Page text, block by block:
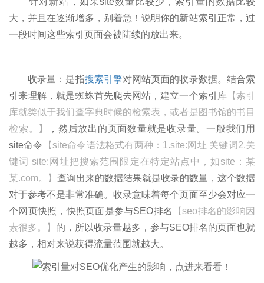
大，并且在逐渐增多，别着急！说明你的新站索引正常，过
一段时间这些索引页面会被陆续的放出来。
收录量：是指搜索引擎对网站页面的收录数据。结合索
引来理解，就是蜘蛛首先爬去网站，建立一个索引库【索引
库就类似于我们查字典时候的检索表，或者是图书馆的书目
检索。】
，然后放出的页面数量就是收录量。一般我们用
site命令 【site命令语法格式有两种：1.site:网址 关键词2.关
键词 site:网址把搜索范围限定在特定站点中，如site：某
某.com。】 查询出来的数据结果就是收录的数量，这个数据
对于参考不是非常准确。收录意味着每个页面至少会对应一
个网页快照，快照页面是参与SEO排名
【seo排名的影响因
素很多。】 的，所以收录量越多，参与SEO排名的页面也就
越多，相对来说获得流量范围就越大。